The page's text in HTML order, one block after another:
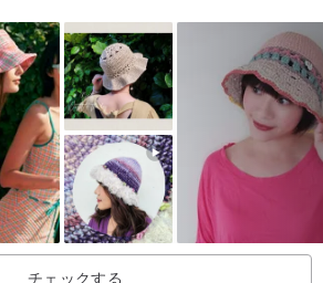
- Uは温度を有します。
ウール
キャップ❀❀
チェックする